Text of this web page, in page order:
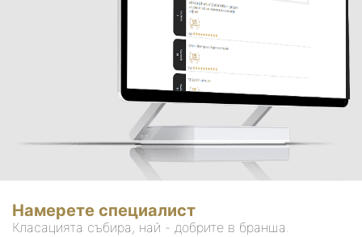
Намерете специалист
Класацията събира, най - добрите в бранша.